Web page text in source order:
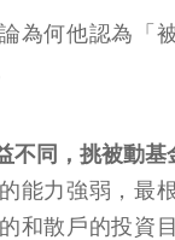
為何他認為「
不同，挑被動基
能力強弱，最
和散戶的投資